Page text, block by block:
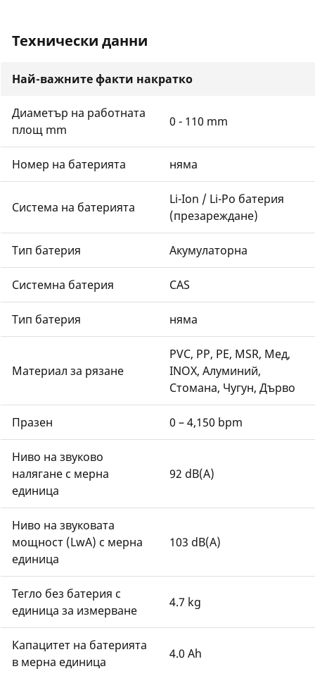
Технически данни
Най-важните факти накратко
Диаметър на работната
площ mm
0 - 110 mm
Номер на батерията няма
Система на батерията
Li-Ion / Li-Po батерия
(презареждане)
Тип батерия Акумулаторна
Системна батерия CAS
Тип батерия няма
Материал за рязане
PVC, PP, PE, MSR, Мед,
INOX, Алуминий,
Стомана, Чугун, Дърво
Празен 0 – 4,150 bpm
Ниво на звуково
налягане с мерна
единица
92 dB(A)
Ниво на звуковата
мощност (LwA) с мерна
единица
103 dB(A)
Тегло без батерия с
единица за измерване
4.7 kg
Капацитет на батерията
в мерна единица
4.0 Ah